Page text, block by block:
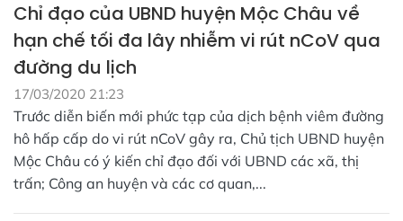
Chỉ đạo của UBND huyện Mộc Châu về
hạn chế tối đa lây nhiễm vi rút nCoV qua
đường du lịch
17/03/2020 21:23
Trước diễn biến mới phức tạp của dịch bệnh viêm đường
hô hấp cấp do vi rút nCoV gây ra, Chủ tịch UBND huyện
Mộc Châu có ý kiến chỉ đạo đối với UBND các xã, thị
trấn; Công an huyện và các cơ quan,...